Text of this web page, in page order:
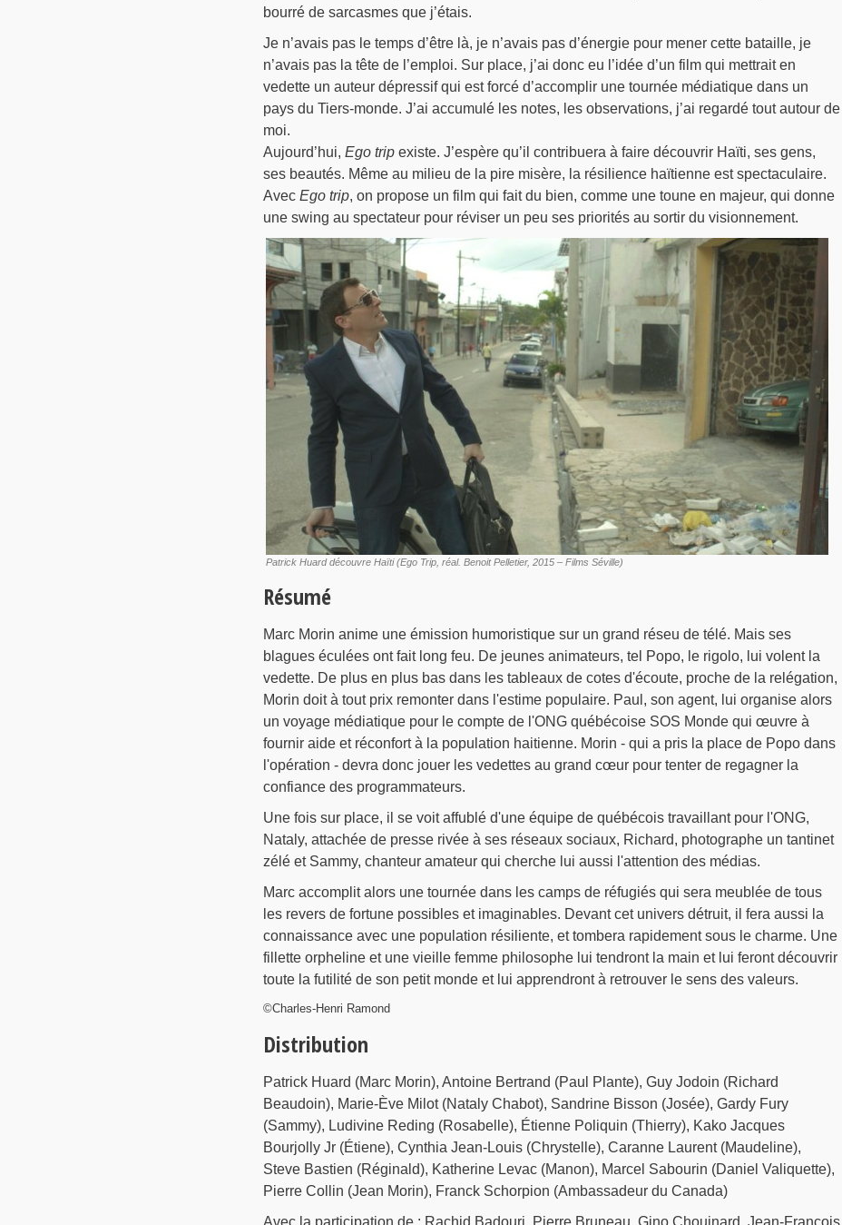
bourré de sarcasmes que j’étais.
Je n’avais pas le temps d’être là, je n’avais pas d’énergie pour mener cette bataille, je
n’avais pas la tête de l’emploi. Sur place, j’ai donc eu l’idée d’un film qui mettrait en
vedette un auteur dépressif qui est forcé d’accomplir une tournée médiatique dans un
pays du Tiers-monde. J’ai accumulé les notes, les observations, j’ai regardé tout autour de
moi.
Aujourd’hui, Ego tripexiste. J’espère qu’il contribuera à faire découvrir Haïti, ses gens,
ses beautés. Même au milieu de la pire misère, la résilience haïtienne est spectaculaire.
Avec Ego trip, on propose un film qui fait du bien, comme une toune en majeur, qui donne
une swing au spectateur pour réviser un peu ses priorités au sortir du visionnement.
Patrick Huard découvre Haïti (Ego Trip, réal. Benoit Pelletier, 2015 – Films Séville)
Résumé
Marc Morin anime une émission humoristique sur un grand réseu de télé. Mais ses
blagues éculées ont fait long feu. De jeunes animateurs, tel Popo, le rigolo, lui volent la
vedette. De plus en plus bas dans les tableaux de cotes d'écoute, proche de la relégation,
Morin doit à tout prix remonter dans l'estime populaire. Paul, son agent, lui organise alors
un voyage médiatique pour le compte de l'ONG québécoise SOS Monde qui œuvre à
fournir aide et réconfort à la population haitienne. Morin - qui a pris la place de Popo dans
l'opération - devra donc jouer les vedettes au grand cœur pour tenter de regagner la
confiance des programmateurs.
Une fois sur place, il se voit affublé d'une équipe de québécois travaillant pour l'ONG,
Nataly, attachée de presse rivée à ses réseaux sociaux, Richard, photographe un tantinet
zélé et Sammy, chanteur amateur qui cherche lui aussi l'attention des médias.
Marc accomplit alors une tournée dans les camps de réfugiés qui sera meublée de tous
les revers de fortune possibles et imaginables. Devant cet univers détruit, il fera aussi la
connaissance avec une population résiliente, et tombera rapidement sous le charme. Une
fillette orpheline et une vieille femme philosophe lui tendront la main et lui feront découvrir
toute la futilité de son petit monde et lui apprendront à retrouver le sens des valeurs.
©Charles-Henri Ramond
Distribution
Patrick Huard (Marc Morin), Antoine Bertrand (Paul Plante), Guy Jodoin (Richard
Beaudoin), Marie-Ève Milot (Nataly Chabot), Sandrine Bisson (Josée), Gardy Fury
(Sammy), Ludivine Reding (Rosabelle), Étienne Poliquin (Thierry), Kako Jacques
Bourjolly Jr (Étiene), Cynthia Jean-Louis (Chrystelle), Caranne Laurent (Maudeline),
Steve Bastien (Réginald), Katherine Levac (Manon), Marcel Sabourin (Daniel Valiquette),
Pierre Collin (Jean Morin), Franck Schorpion (Ambassadeur du Canada)
Avec la participation de : Rachid Badouri, Pierre Bruneau, Gino Chouinard, Jean-François